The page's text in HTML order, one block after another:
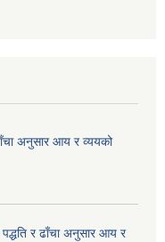
अनुसार आय र व्ययको
र ढाँचा अनुसार आय र